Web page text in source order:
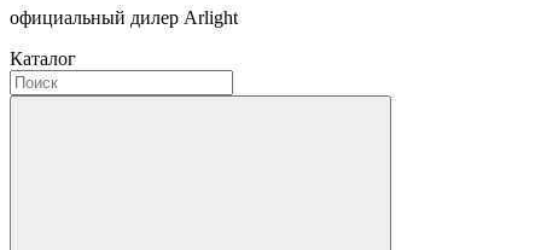
официальный дилер Arlight
Каталог